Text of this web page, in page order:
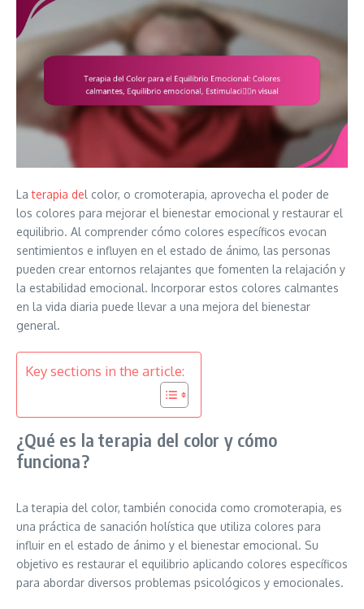
Laterapia del color, o cromoterapia, aprovecha el poder de
los colores para mejorar el bienestar emocional y restaurar el
equilibrio. Al comprender cómo colores específicos evocan
sentimientos e influyen en el estado de ánimo, las personas
pueden crear entornos relajantes que fomenten la relajación y
la estabilidad emocional. Incorporar estos colores calmantes
en la vida diaria puede llevar a una mejora del bienestar
general.
Key sections in the article:
¿Qué es la terapia del color y cómo
funciona?
La terapia del color, también conocida como cromoterapia, es
una práctica de sanación holística que utiliza colores para
influir en el estado de ánimo y el bienestar emocional. Su
objetivo es restaurar el equilibrio aplicando colores específicos
para abordar diversos problemas psicológicos y emocionales.